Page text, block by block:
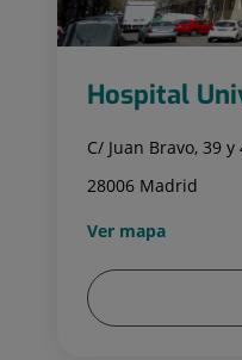
Hospital
C/ Juan Bravo, 39 y
28006 Madrid
Ver mapa